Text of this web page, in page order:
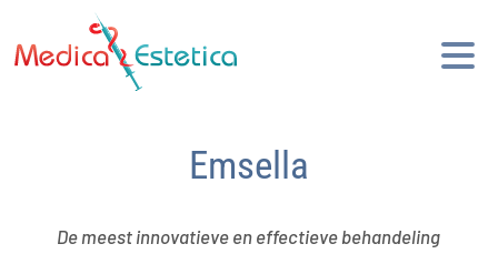
Emsella
De meest innovatieve en effectieve behandeling